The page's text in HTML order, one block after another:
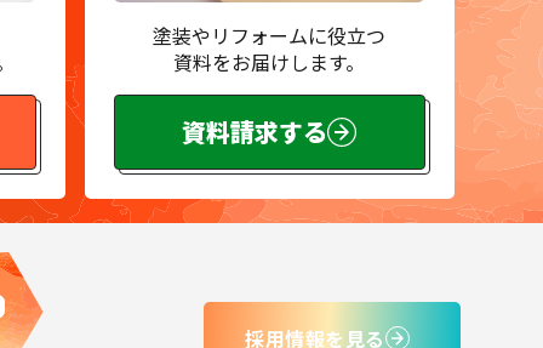
塗装やリフォームに役立つ
資料をお届けします。
資料請求する
採用情報を見る